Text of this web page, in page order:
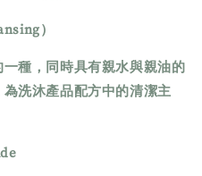
）
種，同時具有親水與親油的
洗沐產品配方中的清潔主